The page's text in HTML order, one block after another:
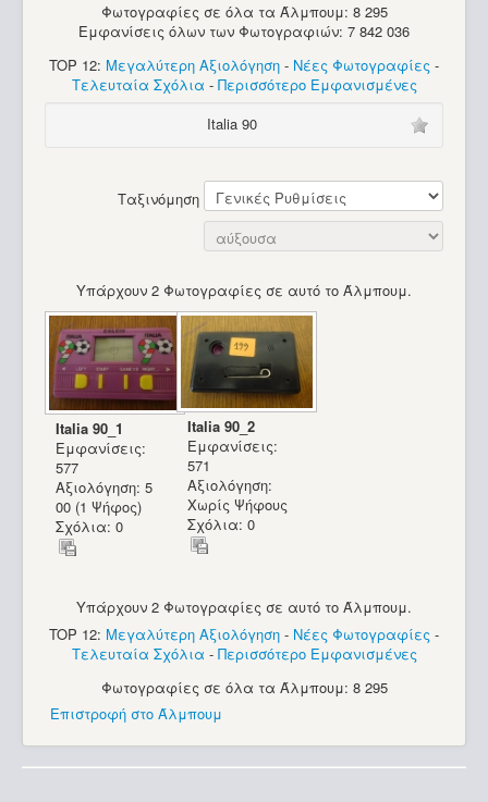
Φωτογραφίες σε όλα τα Άλμπουμ: 8 295
Εμφανίσεις όλων των Φωτογραφιών: 7 842 036
TOP 12: Μεγαλύτερη Αξιολόγηση - Νέες Φωτογραφίες -
Τελευταία Σχόλια - Περισσότερο Εμφανισμένες
Italia 90
Ταξινόμηση
Υπάρχουν 2 Φωτογραφίες σε αυτό το Άλμπουμ.
Italia 90_1
Εμφανίσεις:
577
Αξιολόγηση: 5
00 (1 Ψήφος)
Σχόλια: 0
Italia 90_2
Εμφανίσεις:
571
Αξιολόγηση:
Χωρίς Ψήφους
Σχόλια: 0
Υπάρχουν 2 Φωτογραφίες σε αυτό το Άλμπουμ.
TOP 12: Μεγαλύτερη Αξιολόγηση - Νέες Φωτογραφίες -
Τελευταία Σχόλια - Περισσότερο Εμφανισμένες
Φωτογραφίες σε όλα τα Άλμπουμ: 8 295
Επιστροφή στο Άλμπουμ